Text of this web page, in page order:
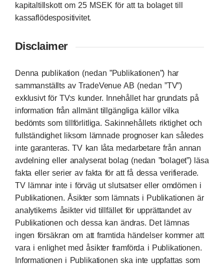
kapitaltillskott om 25 MSEK för att ta bolaget till
kassaflödespositivitet.
Disclaimer
Denna publikation (nedan ”Publikationen”) har
sammanställts av TradeVenue AB (nedan ”TV”)
exklusivt för TV:s kunder. Innehållet har grundats på
information från allmänt tillgängliga källor vilka
bedömts som tillförlitliga. Sakinnehållets riktighet och
fullständighet liksom lämnade prognoser kan således
inte garanteras. TV kan låta medarbetare från annan
avdelning eller analyserat bolag (nedan ”bolaget”) läsa
fakta eller serier av fakta för att få dessa verifierade.
TV lämnar inte i förväg ut slutsatser eller omdömen i
Publikationen. Åsikter som lämnats i Publikationen är
analytikerns åsikter vid tillfället för upprättandet av
Publikationen och dessa kan ändras. Det lämnas
ingen försäkran om att framtida händelser kommer att
vara i enlighet med åsikter framförda i Publikationen.
Informationen i Publikationen ska inte uppfattas som